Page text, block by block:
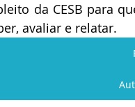
da CESB para
avaliar e relatar.